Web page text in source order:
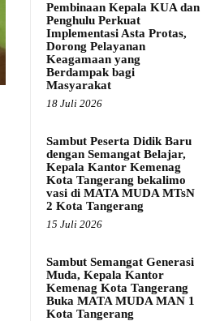
Pembinaan Kepala KUA dan
Penghulu Perkuat
Implementasi Asta Protas,
Dorong Pelayanan
Keagamaan yang
Berdampak bagi
Masyarakat
18 Juli 2026
Sambut Peserta Didik Baru
dengan Semangat Belajar,
Kepala Kantor Kemenag
Kota Tangerang bekalimo
vasi di MATA MUDA MTsN
2 Kota Tangerang
15 Juli 2026
Sambut Semangat Generasi
Muda, Kepala Kantor
Kemenag Kota Tangerang
Buka MATA MUDA MAN 1
Kota Tangerang